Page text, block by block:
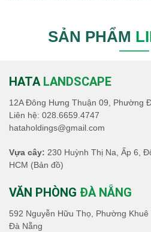
SẢN PHẨM
HATA LANDSCAPE
12A Đông Hưng Thuận 09, Phường
Liên hệ: 028.6659.4747
hataholdings@gmail.com
Vựa cây: 230 Huỳnh Thị Na, Ấp 6,
HCM (Bản đồ)
VĂN PHÒNG ĐÀ NẴNG
592 Nguyễn Hữu Thọ, Phường
Đà Nẵng